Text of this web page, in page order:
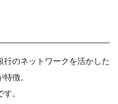
のネットワークを活かした
徴。
。